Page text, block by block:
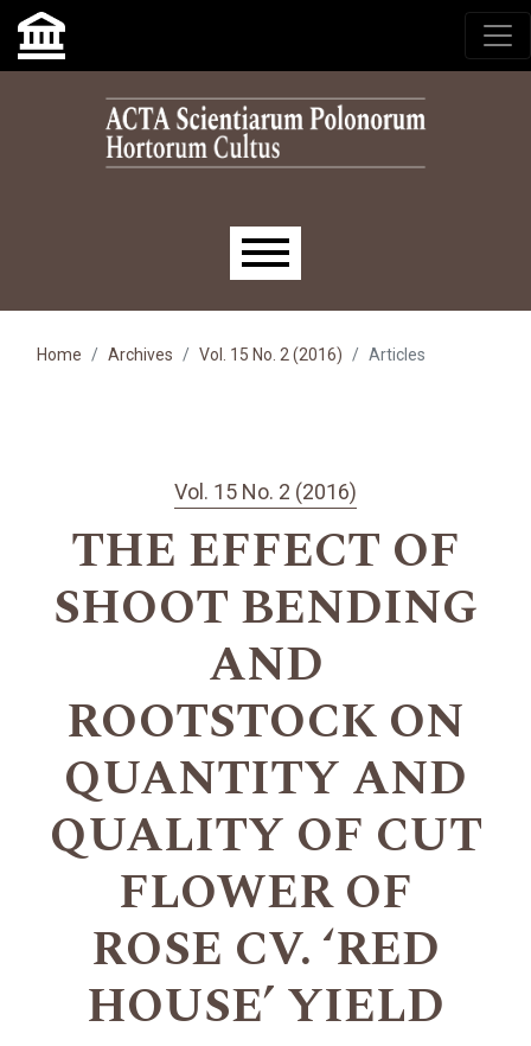
Skip to main navigation menu
Skip to main content
Skip to site footer
Main menu
Home Archives Vol. 15 No. 2 (2016) Articles
Vol. 15 No. 2 (2016)
THE EFFECT OF
SHOOT BENDING
AND
ROOTSTOCK ON
QUANTITY AND
QUALITY OF CUT
FLOWER OF
ROSE CV. ‘RED
HOUSE’ YIELD